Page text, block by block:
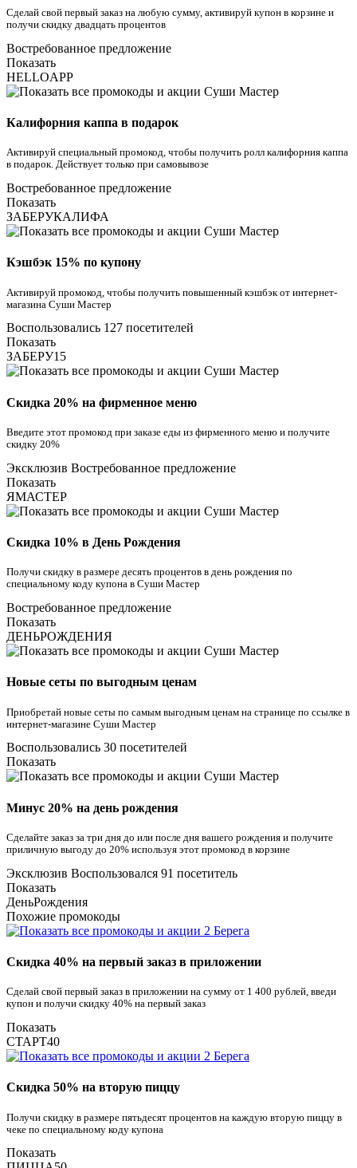
Сделай свой первый заказ на любую сумму, активируй купон в корзине и
получи скидку двадцать процентов
Востребованное предложение
Показать
HELLOAPP
Калифорния каппа в подарок
Активируй специальный промокод, чтобы получить ролл калифорния каппа
в подарок. Действует только при самовывозе
Востребованное предложение
Показать
ЗАБЕРУКАЛИФА
Кэшбэк 15% по купону
Активируй промокод, чтобы получить повышенный кэшбэк от интернет-
магазина Суши Мастер
Воспользовались 127 посетителей
Показать
ЗАБЕРУ15
Скидка 20% на фирменное меню
Введите этот промокод при заказе еды из фирменного меню и получите
скидку 20%
Эксклюзив Востребованное предложение
Показать
ЯМАСТЕР
Скидка 10% в День Рождения
Получи скидку в размере десять процентов в день рождения по
специальному коду купона в Суши Мастер
Востребованное предложение
Показать
ДЕНЬРОЖДЕНИЯ
Новые сеты по выгодным ценам
Приобретай новые сеты по самым выгодным ценам на странице по ссылке в
интернет-магазине Суши Мастер
Воспользовались 30 посетителей
Показать
Минус 20% на день рождения
Сделайте заказ за три дня до или после дня вашего рождения и получите
приличную выгоду до 20% используя этот промокод в корзине
Эксклюзив Воспользовался 91 посетитель
Показать
ДеньРождения
Похожие промокоды
Скидка 40% на первый заказ в приложении
Сделай свой первый заказ в приложении на сумму от 1 400 рублей, введи
купон и получи скидку 40% на первый заказ
Показать
СТАРТ40
Скидка 50% на вторую пиццу
Получи скидку в размере пятьдесят процентов на каждую вторую пиццу в
чеке по специальному коду купона
Показать